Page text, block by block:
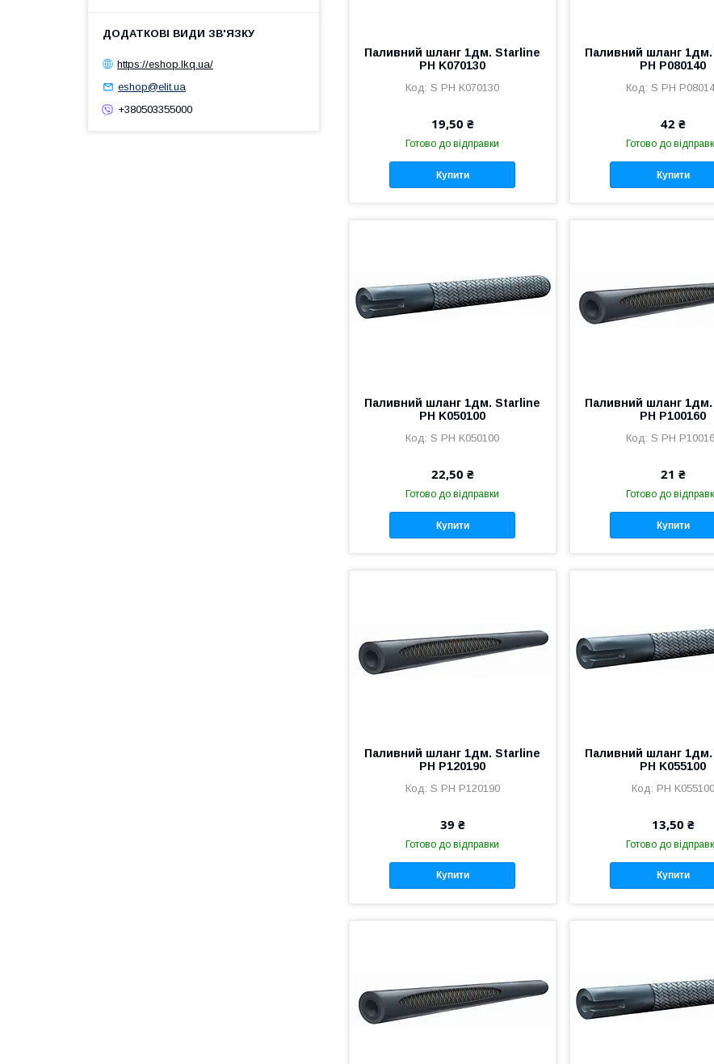
Паливний шланг 1дм. Starline
PH K070130
S PH K070130
19,50 ₴
Готово до відправки
Купити
Паливний шланг
PH P080140
S PH
42 ₴
Готово до
Купити
Паливний шланг 1дм. Starline
PH K050100
S PH K050100
22,50 ₴
Готово до відправки
Купити
Паливний шланг
PH P100160
S PH
21 ₴
Готово до
Купити
Паливний шланг 1дм. Starline
PH P120190
S PH P120190
39 ₴
Готово до відправки
Купити
Паливний шланг
PH K055100
PH K055100
13,50 ₴
Готово до
Купити
https://eshop.lkq.ua/
eshop@elit.ua
+380503355000